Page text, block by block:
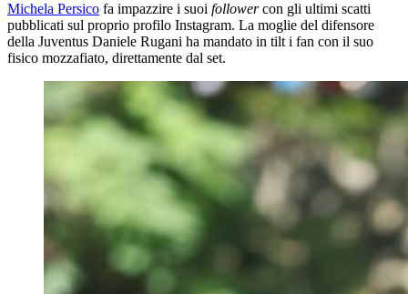
Michela Persico fa impazzire i suoi followercon gli ultimi scatti
pubblicati sul proprio profilo Instagram. La moglie del difensore
della Juventus Daniele Rugani ha mandato in tilt i fan con il suo
fisico mozzafiato, direttamente dal set.